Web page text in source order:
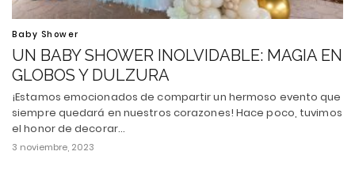
Baby Shower
UN BABY SHOWER INOLVIDABLE: MAGIA EN
GLOBOS Y DULZURA
¡Estamos emocionados de compartir un hermoso evento que
siempre quedará en nuestros corazones! Hace poco, tuvimos
el honor de decorar…
3 noviembre, 2023